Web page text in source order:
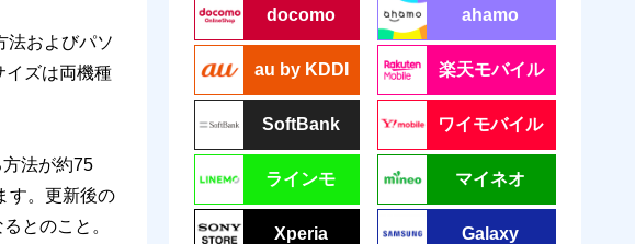
法およびパソ
イズは両機種
法が約75
す。更新後の
とのこと。
docomo ahamo
au by KDDI 楽天モバイル
SoftBank ワイモバイル
ラインモ マイネオ
Xperia Galaxy